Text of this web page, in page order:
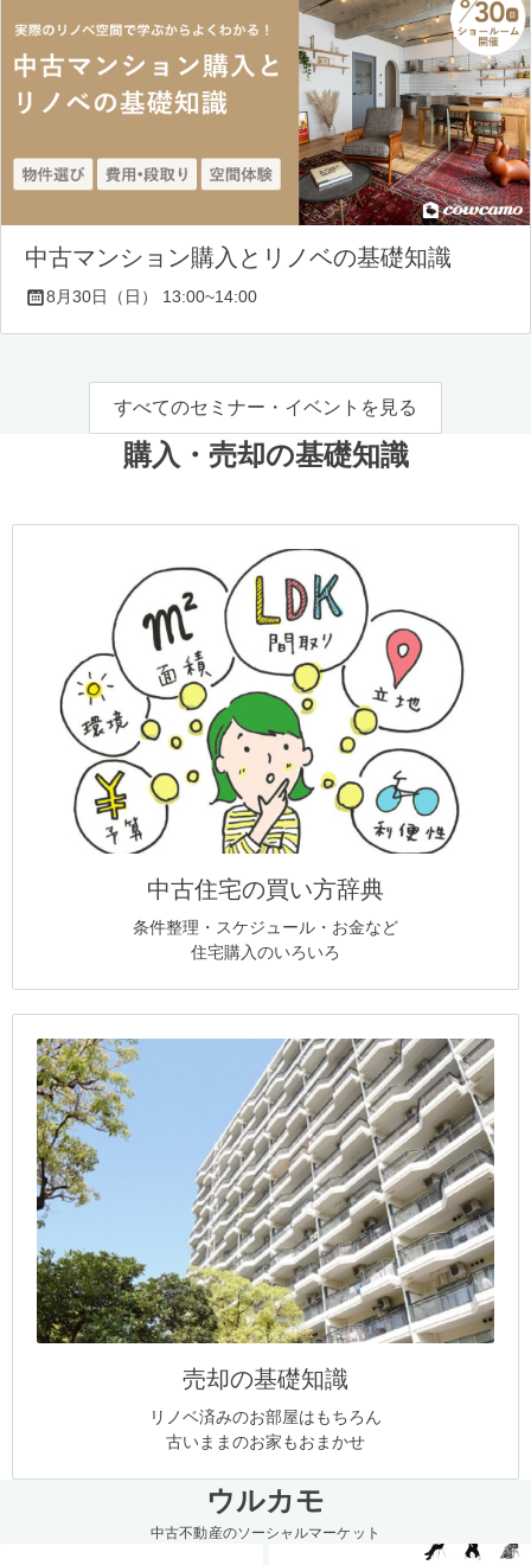
中古マンション購入とリノベの基礎知識
8月30日（日） 13:00~14:00
すべてのセミナー・イベントを見る
購入・売却の基礎知識
中古住宅の買い方辞典
条件整理・スケジュール・お金など
住宅購入のいろいろ
売却の基礎知識
リノベ済みのお部屋はもちろん
古いままのお家もおまかせ
ウルカモ
中古不動産のソーシャルマーケット